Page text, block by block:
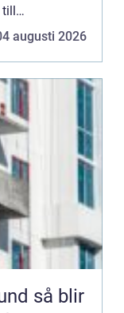
till
augusti 2026
blir